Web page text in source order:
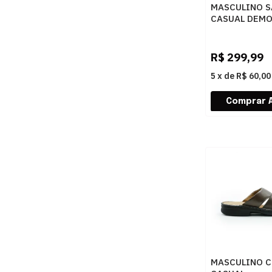
MASCULINO
CASUAL
R$ 299,99
5 x de R$ 60,00
MASCULINO